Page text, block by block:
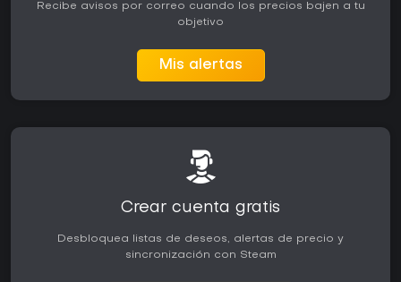
Recibe avisos por correo cuando los precios bajen a tu
objetivo
Mis alertas
Crear cuenta gratis
Desbloquea listas de deseos, alertas de precio y
sincronización con Steam